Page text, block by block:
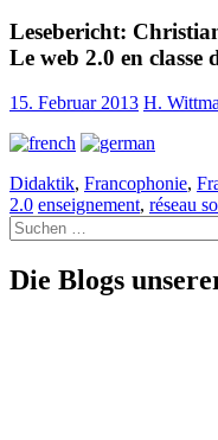
Lesebericht:
Le web 2.0 en classe
15. Februar 2013 H.
Didaktik, Francophonie,
2.0 enseignement, réseau
Suche
nach:
Die Blogs